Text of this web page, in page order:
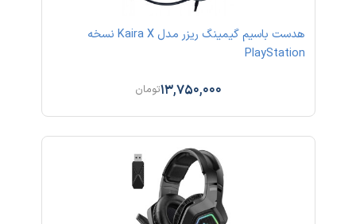
هدست باسیم گیمینگ ریزر مدل Kaira X نسخه
PlayStation
13,750,000تومان